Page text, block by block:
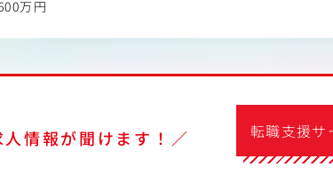
万円
情報が聞けます！／ 転職支援サ